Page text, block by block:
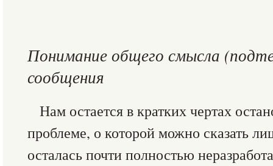
Понимание общего смысла
сообщения
Нам остается в кратких чертах
проблеме, о которой можно сказать
осталась почти полностью